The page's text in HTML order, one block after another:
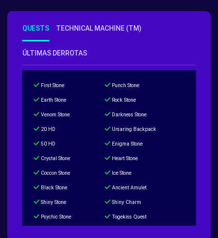
QUESTS TECHNICAL MACHINE (TM)
ÚLTIMAS DERROTAS
First Stone Punch Stone
Earth Stone Rock Stone
Venom Stone Darkness Stone
20 HD Ursaring Backpack
50 HD Enigma Stone
Crystal Stone Heart Stone
Coccon Stone Ice Stone
Black Stone Ancient Amulet
Shiny Stone Shiny Charm
Psychic Stone Togekiss Quest